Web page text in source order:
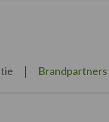
Brandpartners